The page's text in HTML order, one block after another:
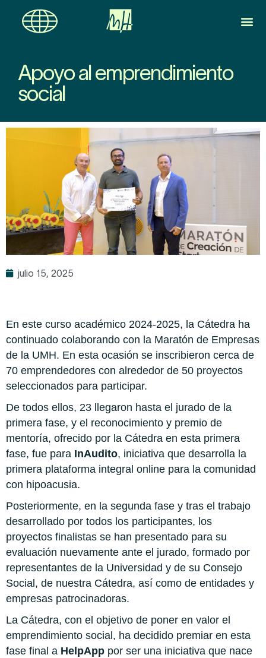
Apoyo al emprendimiento
social
julio 15, 2025
En este curso académico 2024-2025, la Cátedra ha
continuado colaborando con la Maratón de Empresas
de la UMH. En esta ocasión se inscribieron cerca de
70 emprendedores con alrededor de 50 proyectos
seleccionados para participar.
De todos ellos, 23 llegaron hasta el jurado de la
primera fase, y el reconocimiento y premio de
mentoría, ofrecido por la Cátedra en esta primera
fase, fue para InAudito, iniciativa que desarrolla la
primera plataforma integral online para la comunidad
con hipoacusia.
Posteriormente, en la segunda fase y tras el trabajo
desarrollado por todos los participantes, los
proyectos finalistas se han presentado para su
evaluación nuevamente ante el jurado, formado por
representantes de la Universidad y de su Consejo
Social, de nuestra Cátedra, así como de entidades y
empresas patrocinadoras.
La Cátedra, con el objetivo de poner en valor el
emprendimiento social, ha decidido premiar en esta
fase final a HelpApp por ser una iniciativa que nace